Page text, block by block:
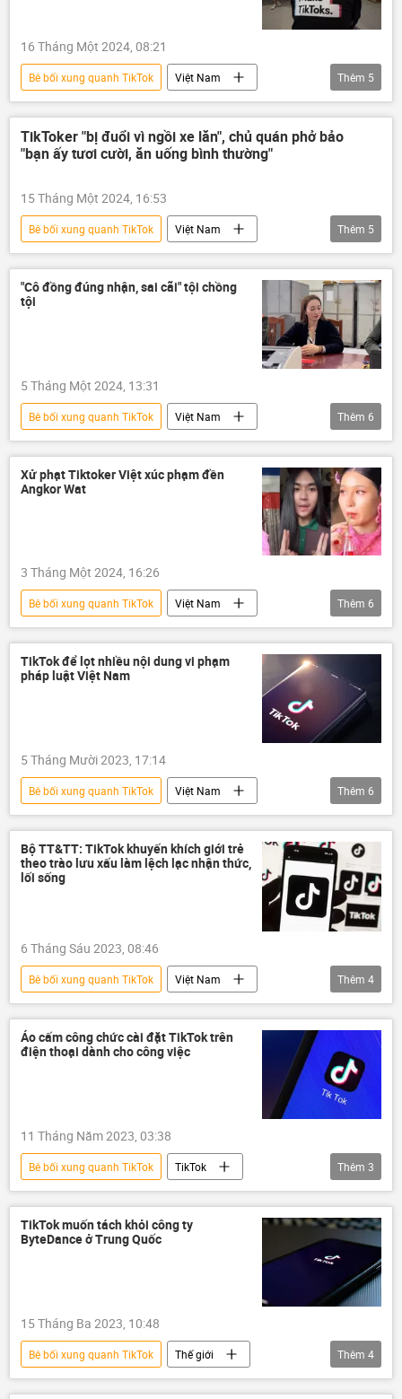
16 Tháng Một 2024, 08:21
Bê bối xung quanh TikTok
Việt Nam
thông tin
TikTok
mạng xã hội
Hà Nội
ẩm thực
Thêm 5
TikToker "bị đuổi vì ngồi xe lăn", chủ quán phở bảo
"bạn ấy tươi cười, ăn uống bình thường"
15 Tháng Một 2024, 16:53
Bê bối xung quanh TikTok
Việt Nam
thông tin
Hà Nội
món phở
khuyết tật
mạng xã hội
Thêm 5
"Cô đồng đúng nhận, sai cãi" tội chồng
tội
5 Tháng Một 2024, 13:31
Bê bối xung quanh TikTok
Việt Nam
thông tin
mạng xã hội
tôn giáo
lừa đảo
Pháp luật TikTok
Thêm 6
Xử phạt Tiktoker Việt xúc phạm đền
Angkor Wat
3 Tháng Một 2024, 16:26
Bê bối xung quanh TikTok
Việt Nam
thông tin
TikTok
Campuchia
Thái Lan
Văn hóa mạng xã hội
Thêm 6
TikTok để lọt nhiều nội dung vi phạm
pháp luật Việt Nam
5 Tháng Mười 2023, 17:14
Bê bối xung quanh TikTok
Việt Nam
thông tin
TikTok
an ninh
an ninh mạng
An ninh thông tin
mạng xã hội
Thêm 6
Bộ TT&TT: TikTok khuyến khích giới trẻ
theo trào lưu xấu làm lệch lạc nhận thức,
lối sống
6 Tháng Sáu 2023, 08:46
Bê bối xung quanh TikTok
Việt Nam
thông tin
TikTok
mạng xã hội
Bộ Thông tin và Truyền thông Việt Nam
Thêm 4
Áo cấm công chức cài đặt TikTok trên
điện thoại dành cho công việc
11 Tháng Năm 2023, 03:38
Bê bối xung quanh TikTok
TikTok
Australia
Thế giới Xã hội
Thêm 3
TikTok muốn tách khỏi công ty
ByteDance ở Trung Quốc
15 Tháng Ba 2023, 10:48
Bê bối xung quanh TikTok
Thế giới
mạng xã hội
TikTok
Trung Quốc
Thêm 4